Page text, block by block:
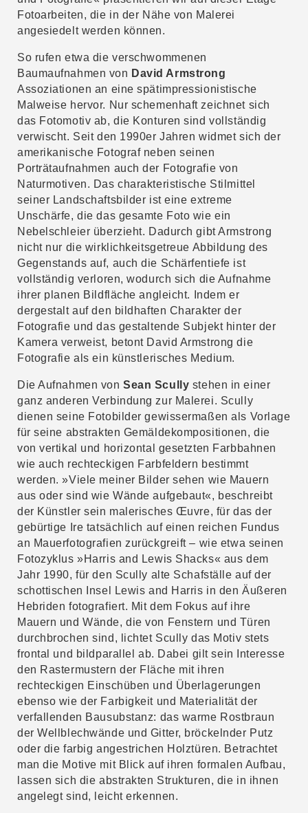
Fotoarbeiten, die in der Nähe von Malerei
angesiedelt werden können.
So rufen etwa die verschwommenen
Baumaufnahmen von David Armstrong
Assoziationen an eine spätimpressionistische
Malweise hervor. Nur schemenhaft zeichnet sich
das Fotomotiv ab, die Konturen sind vollständig
verwischt. Seit den 1990er Jahren widmet sich der
amerikanische Fotograf neben seinen
Porträtaufnahmen auch der Fotografie von
Naturmotiven. Das charakteristische Stilmittel
seiner Landschaftsbilder ist eine extreme
Unschärfe, die das gesamte Foto wie ein
Nebelschleier überzieht. Dadurch gibt Armstrong
nicht nur die wirklichkeitsgetreue Abbildung des
Gegenstands auf, auch die Schärfentiefe ist
vollständig verloren, wodurch sich die Aufnahme
ihrer planen Bildfläche angleicht. Indem er
dergestalt auf den bildhaften Charakter der
Fotografie und das gestaltende Subjekt hinter der
Kamera verweist, betont David Armstrong die
Fotografie als ein künstlerisches Medium.
Die Aufnahmen vonSean Scully stehen in einer
ganz anderen Verbindung zur Malerei. Scully
dienen seine Fotobilder gewissermaßen als Vorlage
für seine abstrakten Gemäldekompositionen, die
von vertikal und horizontal gesetzten Farbbahnen
wie auch rechteckigen Farbfeldern bestimmt
werden. »Viele meiner Bilder sehen wie Mauern
aus oder sind wie Wände aufgebaut«, beschreibt
der Künstler sein malerisches Œuvre, für das der
gebürtige Ire tatsächlich auf einen reichen Fundus
an Mauerfotografien zurückgreift – wie etwa seinen
Fotozyklus »Harris and Lewis Shacks« aus dem
Jahr 1990, für den Scully alte Schafställe auf der
schottischen Insel Lewis and Harris in den Äußeren
Hebriden fotografiert. Mit dem Fokus auf ihre
Mauern und Wände, die von Fenstern und Türen
durchbrochen sind, lichtet Scully das Motiv stets
frontal und bildparallel ab. Dabei gilt sein Interesse
den Rastermustern der Fläche mit ihren
rechteckigen Einschüben und Überlagerungen
ebenso wie der Farbigkeit und Materialität der
verfallenden Bausubstanz: das warme Rostbraun
der Wellblechwände und Gitter, bröckelnder Putz
oder die farbig angestrichen Holztüren. Betrachtet
man die Motive mit Blick auf ihren formalen Aufbau,
lassen sich die abstrakten Strukturen, die in ihnen
angelegt sind, leicht erkennen.